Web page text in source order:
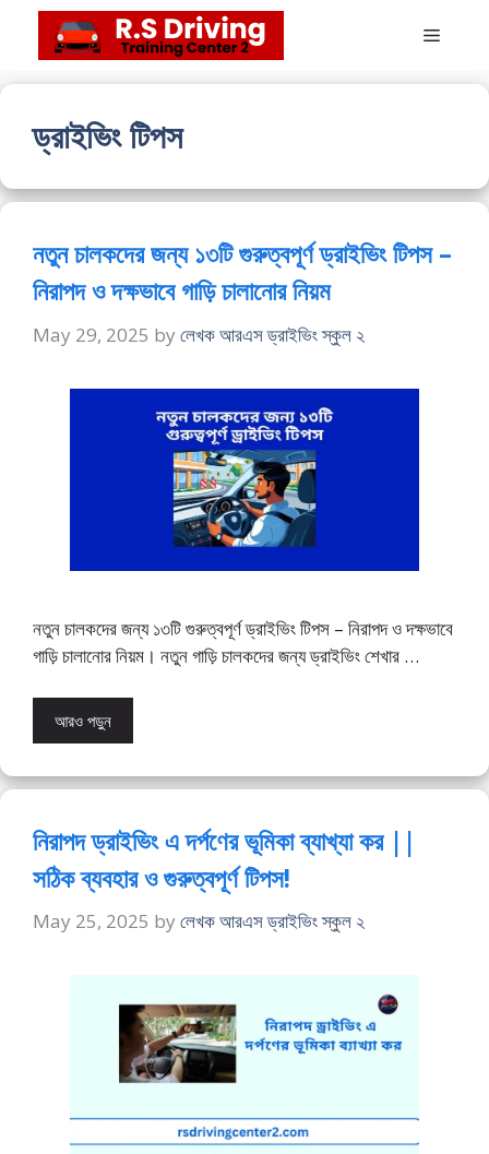
content
Menu
ড্রাইভিং টিপস
নতুন চালকদের জন্য ১৩টি গুরুত্বপূর্ণ ড্রাইভিং টিপস –
নিরাপদ ও দক্ষভাবে গাড়ি চালানোর নিয়ম
May 29, 2025 by লেখক আরএস ড্রাইভিং স্কুল ২
নতুন চালকদের জন্য ১৩টি গুরুত্বপূর্ণ ড্রাইভিং টিপস – নিরাপদ ও দক্ষভাবে
গাড়ি চালানোর নিয়ম। নতুন গাড়ি চালকদের জন্য ড্রাইভিং শেখার …
আরও পড়ুন
নিরাপদ ড্রাইভিং এ দর্পণের ভূমিকা ব্যাখ্যা কর ||
সঠিক ব্যবহার ও গুরুত্বপূর্ণ টিপস!
May 25, 2025 by লেখক আরএস ড্রাইভিং স্কুল ২